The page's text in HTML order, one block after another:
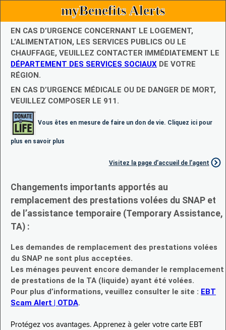
myBenefits Alerts
EN CAS D’URGENCE CONCERNANT LE LOGEMENT,
L’ALIMENTATION, LES SERVICES PUBLICS OU LE
CHAUFFAGE, VEUILLEZ CONTACTER IMMÉDIATEMENT LE
DÉPARTEMENT DES SERVICES SOCIAUX DE VOTRE
RÉGION.
EN CAS D’URGENCE MÉDICALE OU DE DANGER DE MORT,
VEUILLEZ COMPOSER LE 911.
Vous êtes en mesure de faire un don de vie. Cliquez ici pour
plus en savoir plus
Visitez la page d’accueil de l’agent
Changements importants apportés au
remplacement des prestations volées du SNAP et
de l’assistance temporaire (Temporary Assistance,
TA) :
Les demandes de remplacement des prestations volées
du SNAP ne sont plus acceptées.
Les ménages peuvent encore demander le remplacement
de prestations de la TA (liquide) ayant été volées.
Pour plus d’informations, veuillez consulter le site : EBT
Scam Alert | OTDA.
Protégez vos avantages. Apprenez à geler votre carte EBT